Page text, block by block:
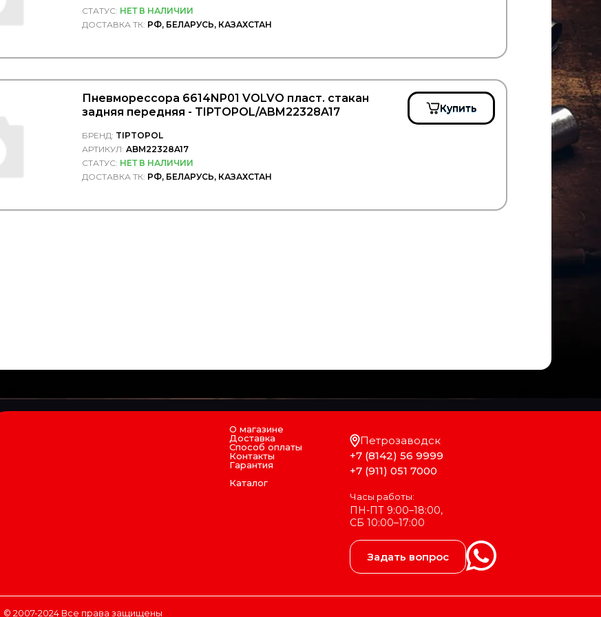
СТАТУС: НЕТ В НАЛИЧИИ
ДОСТАВКА ТК: РФ, БЕЛАРУСЬ, КАЗАХСТАН
Пневморессора 6614NP01 VOLVO пласт. стакан
задняя передняя - TIPTOPOL/ABM22328A17
БРЕНД: TIPTOPOL
АРТИКУЛ:ABM22328A17
СТАТУС: НЕТ В НАЛИЧИИ
ДОСТАВКА ТК: РФ, БЕЛАРУСЬ, КАЗАХСТАН
Купить
О магазине
Доставка
Способ оплаты
Контакты
Гарантия
Каталог
Петрозаводск
+7 (8142) 56 9999
+7 (911) 051 7000
Часы работы:
ПН-ПТ 9:00–18:00,
СБ 10:00–17:00
Задать вопрос
© 2007-2024 Все права защищены